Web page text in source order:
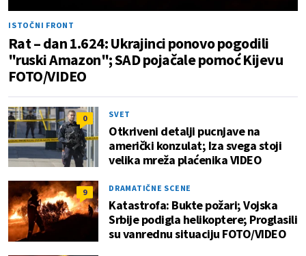
ISTOČNI FRONT
Rat – dan 1.624: Ukrajinci ponovo pogodili
"ruski Amazon"; SAD pojačale pomoć Kijevu
FOTO/VIDEO
0 SVET
Otkriveni detalji pucnjave na
američki konzulat; Iza svega stoji
velika mreža plaćenika VIDEO
9 DRAMATIČNE SCENE
Katastrofa: Bukte požari; Vojska
Srbije podigla helikoptere; Proglasili
su vanrednu situaciju FOTO/VIDEO